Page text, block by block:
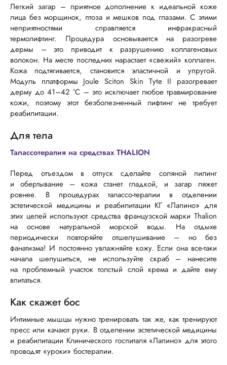
Легкий загар – приятное дополнение к идеальной коже
лица без морщинок, птоза и мешков под глазами. С этими
неприятностями справляется инфракрасный
термолифтинг. Процедура основывается на разогреве
дермы – это приводит к разрушению коллагеновых
волокон. На месте последних нарастает «свежий» коллаген.
Кожа подтягивается, становится эластичной и упругой.
Модуль платформы Joule Sciton Skin Tyte II разогревает
дерму до 41–42 °C – это исключает любое травмирование
кожи, поэтому этот безболезненный лифтинг не требует
реабилитации.
Для тела
Талассотерапия на средствах THALION
Перед отъездом в отпуск сделайте соляной пилинг
и обертывание – кожа станет гладкой, и загар ляжет
ровнее. В процедурах талассо-терапии в отделении
эстетической медицины и реабилитации КГ «Лапино» для
этих целей используют средства французской марки Thalion
на основе натуральной морской воды. На отдыхе
периодически повторяйте отшелушивание – но без
фанатизма! И постоянно увлажняйте кожу. Если она все-таки
начала шелушиться, не используйте скраб – нанесите
на проблемный участок толстый слой крема и дайте ему
впитаться.
Как скажет бос
Интимные мышцы нужно тренировать так же, как тренируют
пресс или качают руки. В отделении эстетической медицины
и реабилитации Клинического госпиталя «Лапино» для этого
проводят «уроки» бостерапии.